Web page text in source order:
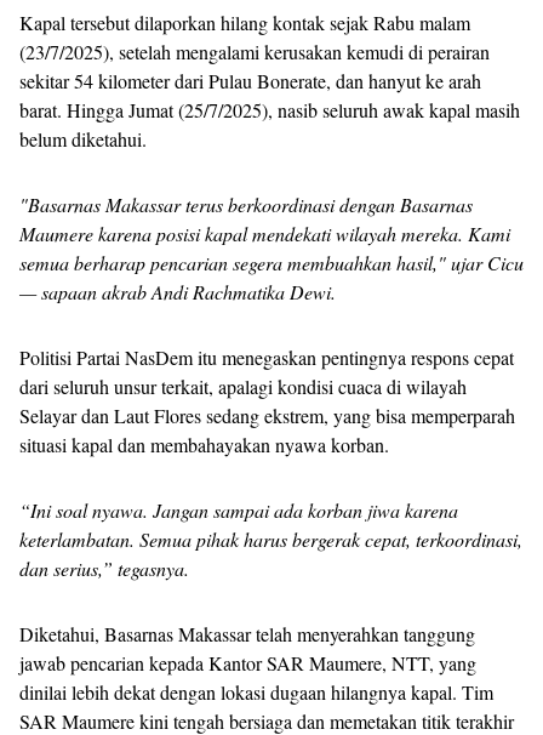
Kapal tersebut dilaporkan hilang kontak sejak Rabu malam
(23/7/2025), setelah mengalami kerusakan kemudi di perairan
sekitar 54 kilometer dari Pulau Bonerate, dan hanyut ke arah
barat. Hingga Jumat (25/7/2025), nasib seluruh awak kapal masih
belum diketahui.
"Basarnas Makassar terus berkoordinasi dengan Basarnas
Maumere karena posisi kapal mendekati wilayah mereka. Kami
semua berharap pencarian segera membuahkan hasil," ujar Cicu
— sapaan akrab Andi Rachmatika Dewi.
Politisi Partai NasDem itu menegaskan pentingnya respons cepat
dari seluruh unsur terkait, apalagi kondisi cuaca di wilayah
Selayar dan Laut Flores sedang ekstrem, yang bisa memperparah
situasi kapal dan membahayakan nyawa korban.
“Ini soal nyawa. Jangan sampai ada korban jiwa karena
keterlambatan. Semua pihak harus bergerak cepat, terkoordinasi,
dan serius,” tegasnya.
Diketahui, Basarnas Makassar telah menyerahkan tanggung
jawab pencarian kepada Kantor SAR Maumere, NTT, yang
dinilai lebih dekat dengan lokasi dugaan hilangnya kapal. Tim
SAR Maumere kini tengah bersiaga dan memetakan titik terakhir